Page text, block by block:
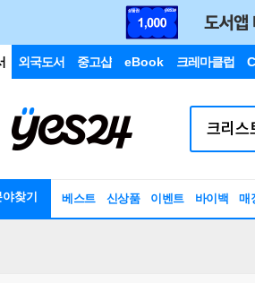
외국도서 중고샵 eBook 크레마클럽
찾기 베스트 신상품 이벤트 바이백 매